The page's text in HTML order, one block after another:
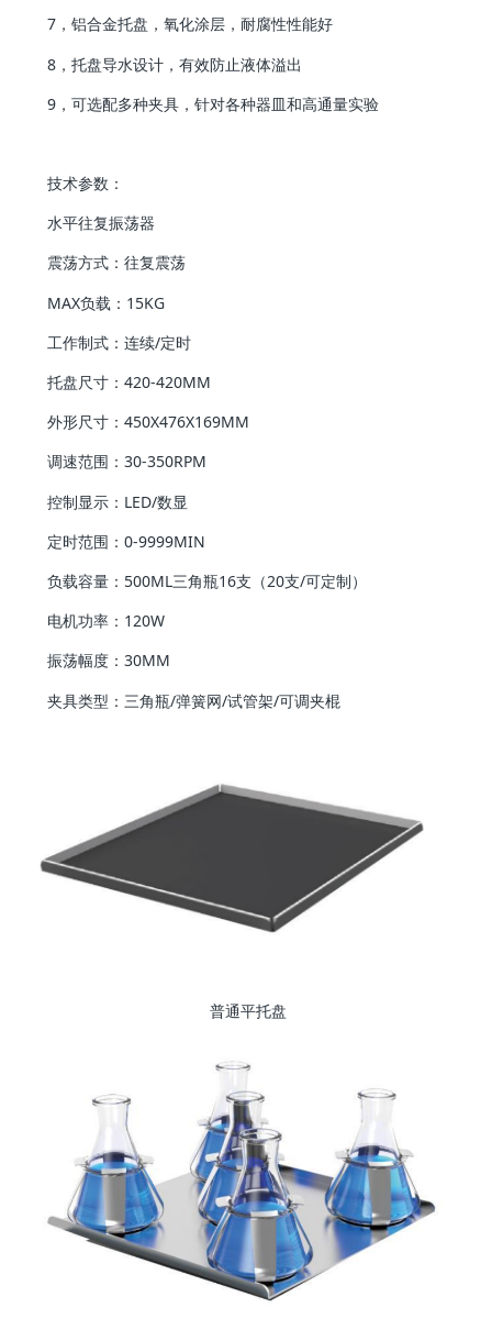
7，铝合金托盘，氧化涂层，耐腐性性能好
8，托盘导水设计，有效防止液体溢出
9，可选配多种夹具，针对各种器皿和高通量实验
技术参数：
水平往复振荡器
震荡方式：往复震荡
MAX负载：15KG
工作制式：连续/定时
托盘尺寸：420-420MM
外形尺寸：450X476X169MM
调速范围：30-350RPM
控制显示：LED/数显
定时范围：0-9999MIN
负载容量：500ML三角瓶16支（20支/可定制）
电机功率：120W
振荡幅度：30MM
夹具类型：三角瓶/弹簧网/试管架/可调夹棍
普通平托盘